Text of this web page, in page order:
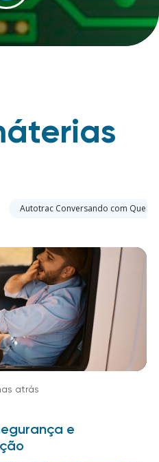
Autotrac Conversando com Quem
atrás
e